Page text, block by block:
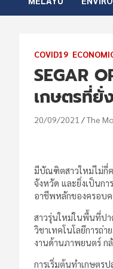
COVID19
SEGAR
เกษตรที่ยั่
20/09/2021 The
มีบัณฑิตสาวใหม่ไม่กี่ฅ
จังหวัด และยิ่งเป็นก
อาชีพหลักของครอบค
สาวรุ่นใหม่ในพื้นที่ป
วิชาเทคโนโลยีการถ่
งานด้านภาพยนตร์ ก
การเริ่มต้นทำเกษตร